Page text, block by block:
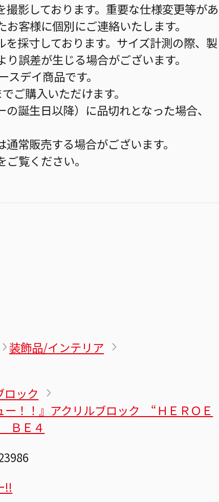
影しております。重要な仕様変更等があ
客様に個別にご連絡いたします。
採寸しております。サイズ計測の際、製
誤差が生じる場合がございます。
デイ商品です。
ご購入いただけます。
誕生日以降）に品切れとなった場合、
常販売する場合がございます。
ご覧ください。
装飾品/インテリア
ロック
ー！！』アクリルブロック “ＨＥＲＯＥ
ＢＥ４
!!